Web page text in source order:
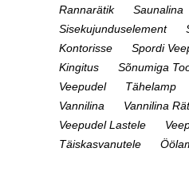
Rannarätik
Saunalina
Sisekujunduselement
Kontorisse
Spordi
Kingitus
Sõnumiga
Veepudel
Tähelamp
Vannilina
Vannilina
Veepudel Lastele
Täiskasvanutele